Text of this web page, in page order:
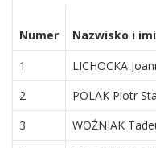
Numer Nazwisko i
1
LICHOCKA
2
POLAK Piotr
3
WOŹNIAK